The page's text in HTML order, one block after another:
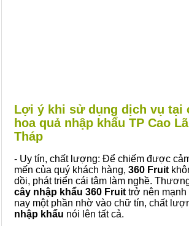
Lợi ý khi sử dụng dịch vụ tại
hoa quả nhập khẩu TP Cao
Tháp
- Uy tín, chất lượng: Để chiếm được
mến của quý khách hàng, 360 Fruit
dồi, phát triển cái tâm làm nghề.
cây nhập khẩu 360 Fruit trở nên
nay một phần nhờ vào chữ tín, chất
nhập khẩu nói lên tất cả.